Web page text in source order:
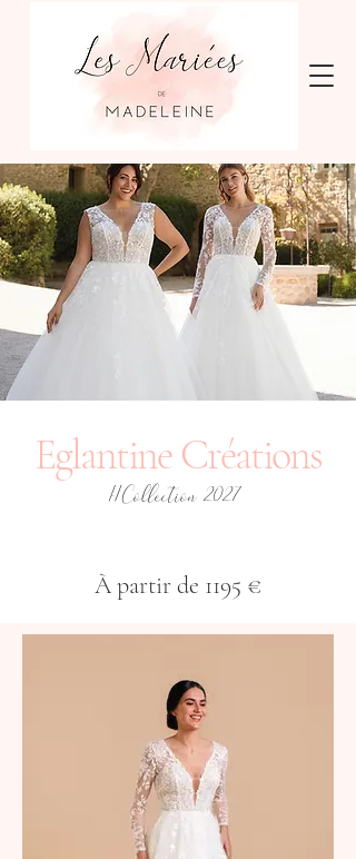
Eglantine Créations
#Collection 2027
À partir de 1195 €